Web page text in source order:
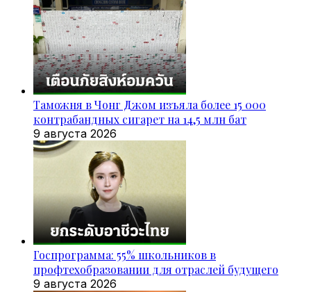
Таможня в Чонг Джом изъяла более 15 000
контрабандных сигарет на 14,5 млн бат
9 августа 2026
Госпрограмма: 55% школьников в
профтехобразовании для отраслей будущего
9 августа 2026